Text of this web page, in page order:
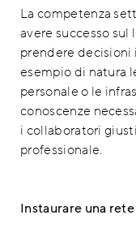
La competenza
avere successo
prendere decisioni
esempio di natura
personale o le
conoscenze
i collaboratori
professionale.
Instaurare una